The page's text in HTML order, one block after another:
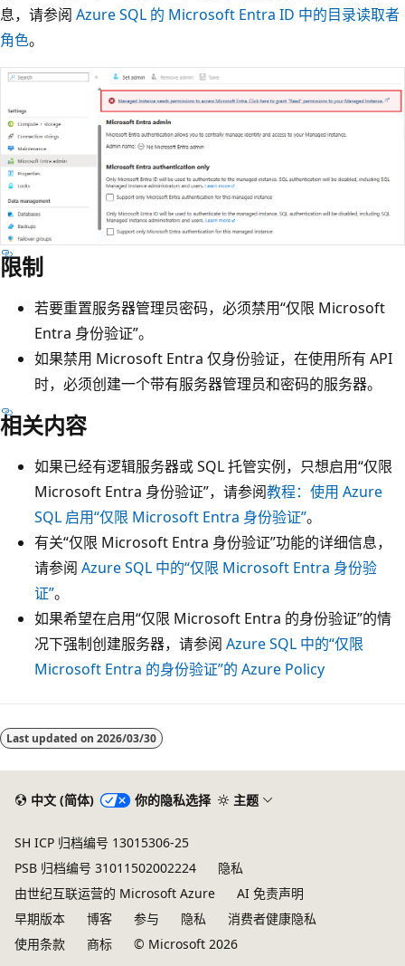
息，请参阅 Azure SQL 的 Microsoft Entra ID 中的目录读取者
角色。
限制
若要重置服务器管理员密码，必须禁用“仅限 Microsoft
Entra 身份验证”。
如果禁用 Microsoft Entra 仅身份验证，在使用所有 API
时，必须创建一个带有服务器管理员和密码的服务器。
相关内容
如果已经有逻辑服务器或 SQL 托管实例，只想启用“仅限
Microsoft Entra 身份验证”，请参阅教程：使用 Azure
SQL 启用“仅限 Microsoft Entra 身份验证”。
有关“仅限 Microsoft Entra 身份验证”功能的详细信息，
请参阅 Azure SQL 中的“仅限 Microsoft Entra 身份验
证”。
如果希望在启用“仅限 Microsoft Entra 的身份验证”的情
况下强制创建服务器，请参阅 Azure SQL 中的“仅限
Microsoft Entra 的身份验证”的 Azure Policy
Last updated on 2026/03/30
中文 (简体) 你的隐私选择 主题
SH ICP 归档编号 13015306-25
PSB 归档编号 31011502002224
隐私
由世纪互联运营的 Microsoft Azure
AI 免责声明
早期版本
博客 参与 隐私
消费者健康隐私
使用条款
商标 © Microsoft 2026